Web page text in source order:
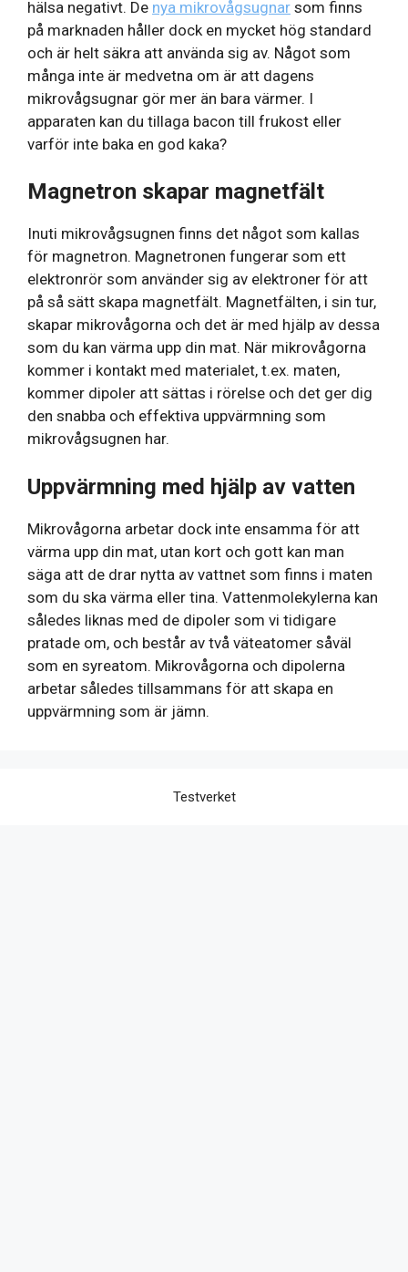
hälsa negativt. De nya mikrovågsugnar som finns
på marknaden håller dock en mycket hög standard
och är helt säkra att använda sig av. Något som
många inte är medvetna om är att dagens
mikrovågsugnar gör mer än bara värmer. I
apparaten kan du tillaga bacon till frukost eller
varför inte baka en god kaka?
Magnetron skapar magnetfält
Inuti mikrovågsugnen finns det något som kallas
för magnetron. Magnetronen fungerar som ett
elektronrör som använder sig av elektroner för att
på så sätt skapa magnetfält. Magnetfälten, i sin tur,
skapar mikrovågorna och det är med hjälp av dessa
som du kan värma upp din mat. När mikrovågorna
kommer i kontakt med materialet, t.ex. maten,
kommer dipoler att sättas i rörelse och det ger dig
den snabba och effektiva uppvärmning som
mikrovågsugnen har.
Uppvärmning med hjälp av vatten
Mikrovågorna arbetar dock inte ensamma för att
värma upp din mat, utan kort och gott kan man
säga att de drar nytta av vattnet som finns i maten
som du ska värma eller tina. Vattenmolekylerna kan
således liknas med de dipoler som vi tidigare
pratade om, och består av två väteatomer såväl
som en syreatom. Mikrovågorna och dipolerna
arbetar således tillsammans för att skapa en
uppvärmning som är jämn.
Testverket